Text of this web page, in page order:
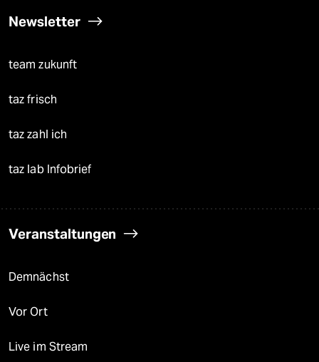
Newsletter
team zukunft
taz frisch
taz zahl ich
taz lab Infobrief
Veranstaltungen
Demnächst
Vor Ort
Live im Stream